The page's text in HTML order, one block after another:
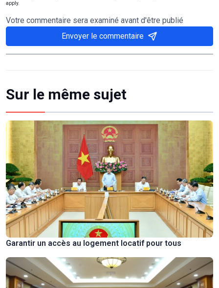
apply.
Votre commentaire sera examiné avant d'être publié
Envoyer le commentaire
Sur le même sujet
Garantir un accès au logement locatif pour tous